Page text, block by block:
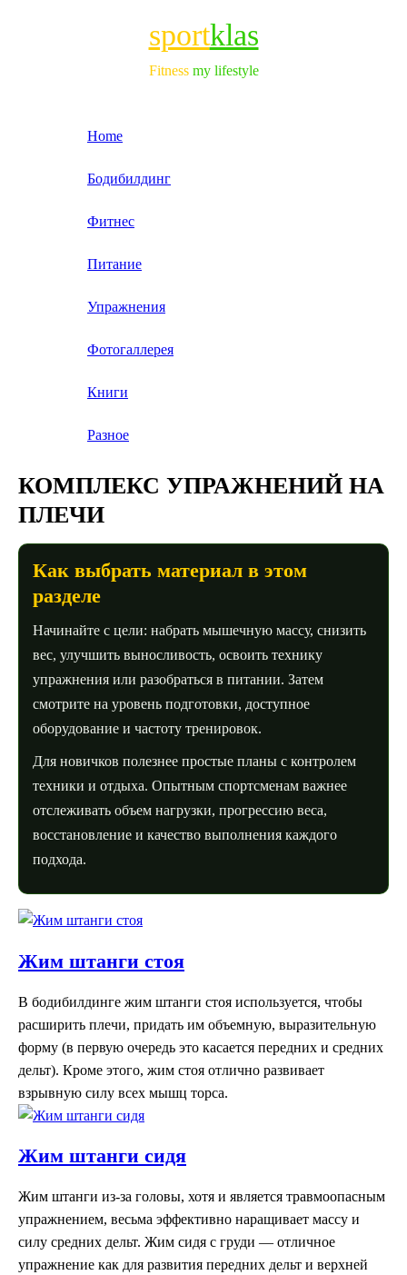
sportklas
Fitnessmy lifestyle
Home
Бодибилдинг
Фитнес
Питание
Упражнения
Фотогаллерея
Книги
Разное
КОМПЛЕКС УПРАЖНЕНИЙ НА
ПЛЕЧИ
Как выбрать материал в этом
разделе
Начинайте с цели: набрать мышечную массу, снизить
вес, улучшить выносливость, освоить технику
упражнения или разобраться в питании. Затем
смотрите на уровень подготовки, доступное
оборудование и частоту тренировок.
Для новичков полезнее простые планы с контролем
техники и отдыха. Опытным спортсменам важнее
отслеживать объем нагрузки, прогрессию веса,
восстановление и качество выполнения каждого
подхода.
Жим штанги стоя
В бодибилдинге жим штанги стоя используется, чтобы
расширить плечи, придать им объемную, выразительную
форму (в первую очередь это касается передних и средних
дельт). Кроме этого, жим стоя отлично развивает
взрывную силу всех мышц торса.
Жим штанги сидя
Жим штанги из-за головы, хотя и является травмоопасным
упражнением, весьма эффективно наращивает массу и
силу средних дельт. Жим сидя с груди — отличное
упражнение как для развития передних дельт и верхней